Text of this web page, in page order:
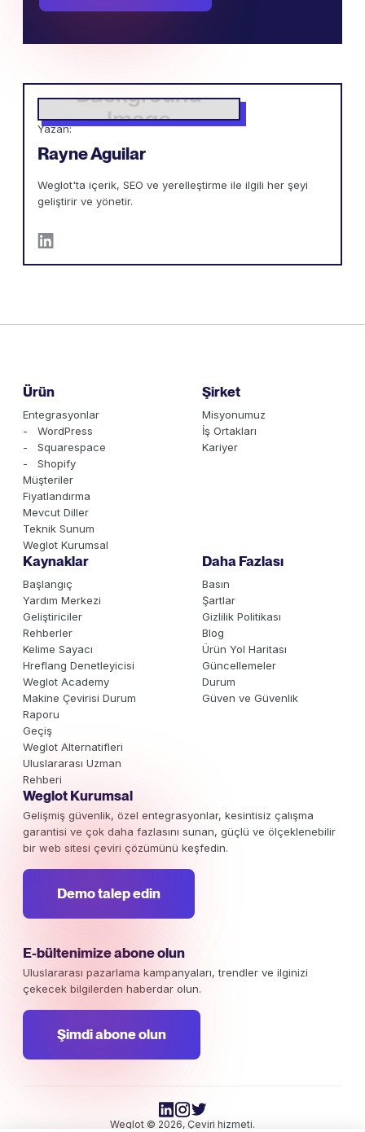
Yazan:
Rayne Aguilar
Weglot'ta içerik, SEO ve yerelleştirme ile ilgili her şeyi
geliştirir ve yönetir.
Ürün
Entegrasyonlar
- WordPress
- Squarespace
- Shopify
Müşteriler
Fiyatlandırma
Mevcut Diller
Teknik Sunum
Weglot Kurumsal
Şirket
Misyonumuz
İş Ortakları
Kariyer
Kaynaklar
Başlangıç
Yardım Merkezi
Geliştiriciler
Rehberler
Kelime Sayacı
Hreflang Denetleyicisi
Weglot Academy
Makine Çevirisi Durum
Raporu
Geçiş
Weglot Alternatifleri
Uluslararası Uzman
Rehberi
Daha Fazlası
Basın
Şartlar
Gizlilik Politikası
Blog
Ürün Yol Haritası
Güncellemeler
Durum
Güven ve Güvenlik
Weglot Kurumsal
Gelişmiş güvenlik, özel entegrasyonlar, kesintisiz çalışma
garantisi ve çok daha fazlasını sunan, güçlü ve ölçeklenebilir
bir web sitesi çeviri çözümünü keşfedin.
Demo talep edin
E-bültenimize abone olun
Uluslararası pazarlama kampanyaları, trendler ve ilginizi
çekecek bilgilerden haberdar olun.
Şimdi abone olun
Weglot © 2026, Çeviri hizmeti.